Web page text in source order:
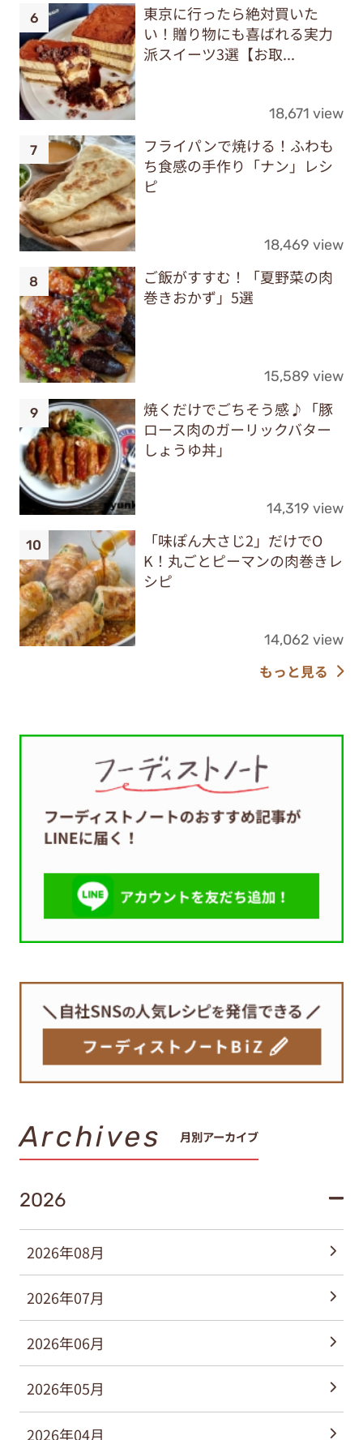
東京に行ったら絶対買いた
い！贈り物にも喜ばれる実力
派スイーツ3選【お取...
18,671 view
フライパンで焼ける！ふわも
ち食感の手作り「ナン」レシ
ピ
18,469 view
ご飯がすすむ！「夏野菜の肉
巻きおかず」5選
15,589 view
焼くだけでごちそう感♪「豚
ロース肉のガーリックバター
しょうゆ丼」
14,319 view
「味ぽん大さじ2」だけでO
K！丸ごとピーマンの肉巻きレ
シピ
14,062 view
もっと見る
Archives 月別アーカイブ
2026
2026年08月
2026年07月
2026年06月
2026年05月
2026年04月